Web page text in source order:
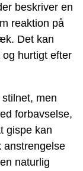
beskriver en
reaktion på
Det kan
hurtigt efter
men
forbavselse,
gispe kan
anstrengelse
naturlig